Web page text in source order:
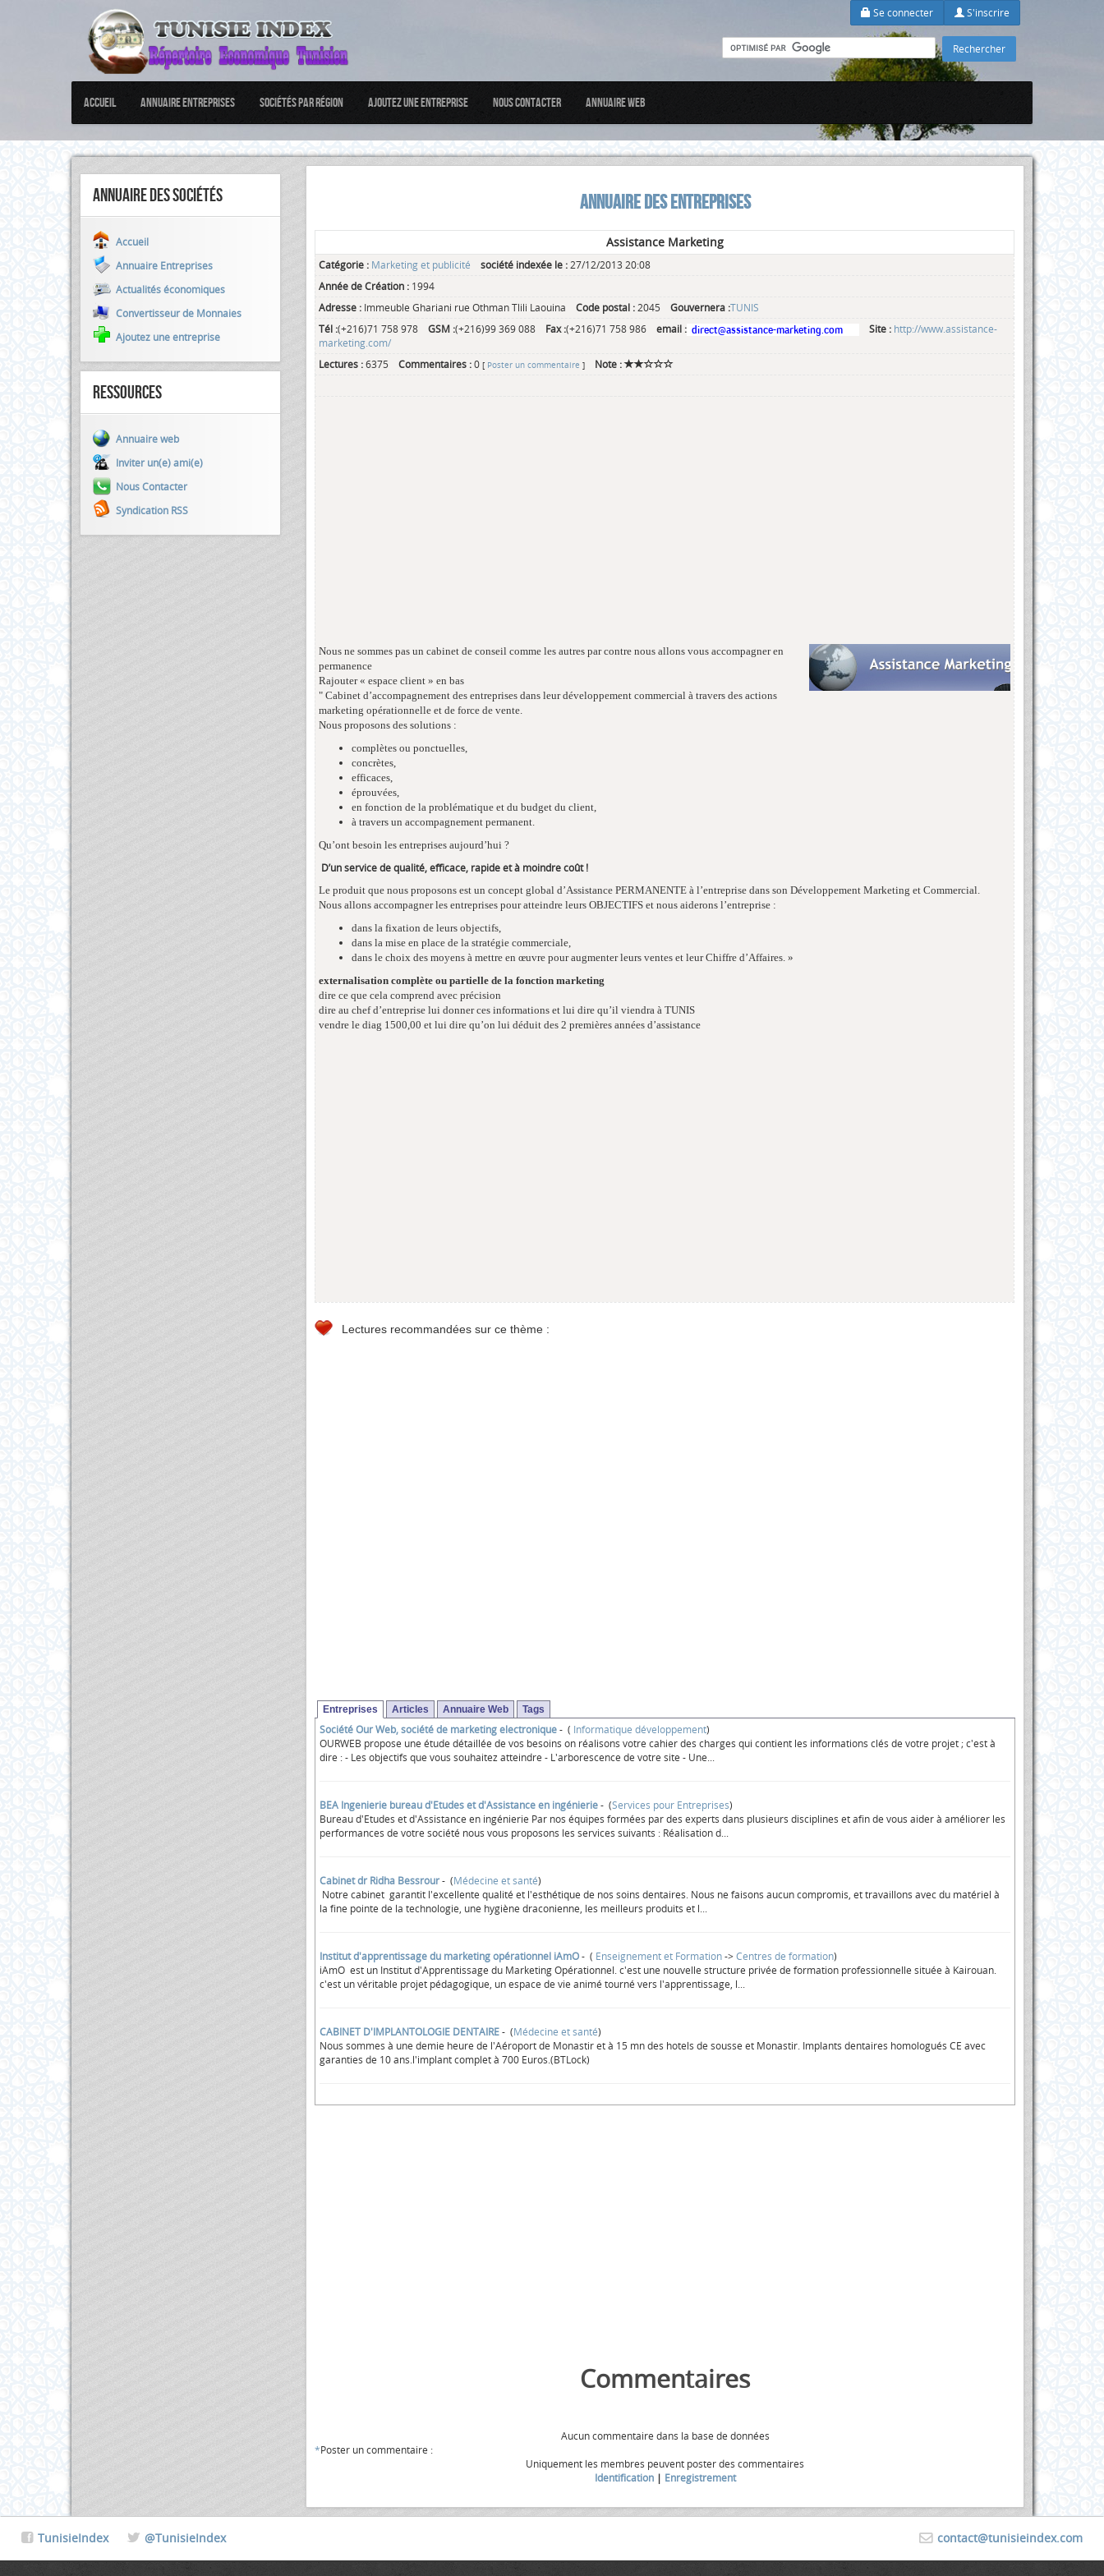
Se connecter S'inscrire
Accueil Annuaire Entreprises Sociétés par Région Ajoutez une entreprise Nous Contacter Annuaire web
Annuaire des sociétés
Accueil
Annuaire Entreprises
Actualités économiques
Convertisseur de Monnaies
Ajoutez une entreprise
Ressources
Annuaire web
Inviter un(e) ami(e)
Nous Contacter
Syndication RSS
ANNUAIRE DES ENTREPRISES
Assistance Marketing
Catégorie : Marketing et publicité société indexée le : 27/12/2013 20:08
Année de Création : 1994
Adresse : Immeuble Ghariani rue Othman Tlili Laouina Code postal : 2045 Gouvernera :TUNIS
Tél :(+216)71 758 978 GSM :(+216)99 369 088 Fax :(+216)71 758 986 email : Site : http://www.assistance-
marketing.com/
Lectures :6375Commentaires :0[ Poster un commentaire ] Note :
Nous ne sommes pas un cabinet de conseil comme les autres par contre nous allons vous accompagner en
permanence
Rajouter « espace client » en bas
" Cabinet d’accompagnement des entreprises dans leur développement commercial à travers des actions
marketing opérationnelle et de force de vente.
Nous proposons des solutions :
complètes ou ponctuelles,
concrètes,
efficaces,
éprouvées,
en fonction de la problématique et du budget du client,
à travers un accompagnement permanent.
Qu’ont besoin les entreprises aujourd’hui ?
D’un service de qualité, efficace, rapide et à moindre coût !
Le produit que nous proposons est un concept global d’Assistance PERMANENTE à l’entreprise dans son Développement Marketing et Commercial.
Nous allons accompagner les entreprises pour atteindre leurs OBJECTIFS et nous aiderons l’entreprise :
dans la fixation de leurs objectifs,
dans la mise en place de la stratégie commerciale,
dans le choix des moyens à mettre en œuvre pour augmenter leurs ventes et leur Chiffre d’Affaires. »
externalisation complète ou partielle de la fonction marketing
dire ce que cela comprend avec précision
dire au chef d’entreprise lui donner ces informations et lui dire qu’il viendra à TUNIS
vendre le diag 1500,00 et lui dire qu’on lui déduit des 2 premières années d’assistance
Lectures recommandées sur ce thème :
Entreprises Articles Annuaire Web Tags
Société Our Web, société de marketing electronique- ( Informatique développement)
OURWEB propose une étude détaillée de vos besoins on réalisons votre cahier des charges qui contient les informations clés de votre projet ; c'est à
dire : - Les objectifs que vous souhaitez atteindre - L'arborescence de votre site - Une...
BEA Ingenierie bureau d'Etudes et d'Assistance en ingénierie- (Services pour Entreprises)
Bureau d'Etudes et d'Assistance en ingénierie Par nos équipes formées par des experts dans plusieurs disciplines et afin de vous aider à améliorer les
performances de votre société nous vous proposons les services suivants : Réalisation d...
Cabinet dr Ridha Bessrour- (Médecine et santé)
Notre cabinet garantit l'excellente qualité et l'esthétique de nos soins dentaires. Nous ne faisons aucun compromis, et travaillons avec du matériel à
la fine pointe de la technologie, une hygiène draconienne, les meilleurs produits et l...
Institut d'apprentissage du marketing opérationnel iAmO- ( Enseignement et Formation->Centres de formation)
iAmO est un Institut d'Apprentissage du Marketing Opérationnel. c'est une nouvelle structure privée de formation professionnelle située à Kairouan.
c'est un véritable projet pédagogique, un espace de vie animé tourné vers l'apprentissage, l...
CABINET D'IMPLANTOLOGIE DENTAIRE- (Médecine et santé)
Nous sommes à une demie heure de l'Aéroport de Monastir et à 15 mn des hotels de sousse et Monastir. Implants dentaires homologués CE avec
garanties de 10 ans.l'implant complet à 700 Euros.(BTLock)
Commentaires
Aucun commentaire dans la base de données
*Poster un commentaire :
Uniquement les membres peuvent poster des commentaires
Identification| Enregistrement
contact@tunisieindex.com
TunisieIndex @TunisieIndex